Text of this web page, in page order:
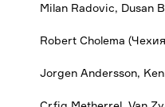
Milan Radovic, Dusan
Robert Cholema
Jorgen Andersson,